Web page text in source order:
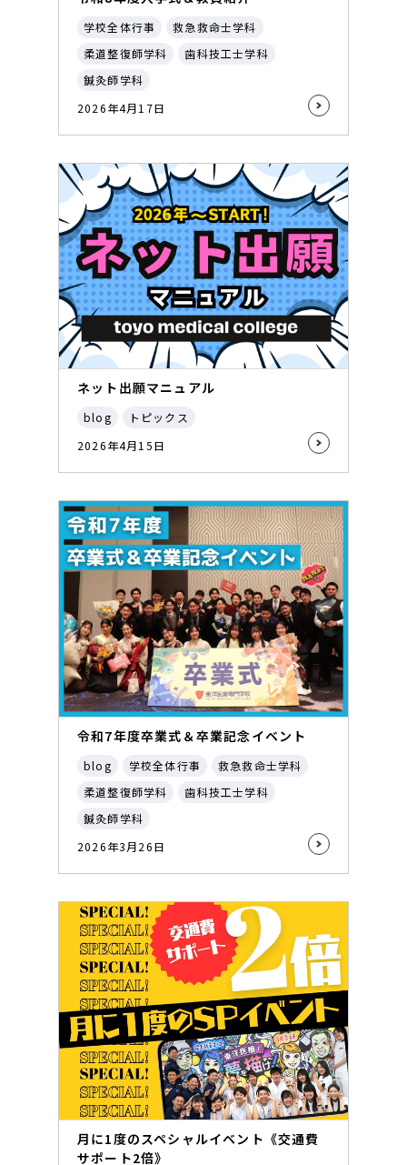
学校全体行事
救急救命士学科
柔道整復師学科
歯科技工士学科
鍼灸師学科
2026年4月17日
ネット出願マニュアル
blog
トピックス
2026年4月15日
令和7年度卒業式＆卒業記念イベント
blog 学校全体行事
救急救命士学科
柔道整復師学科
歯科技工士学科
鍼灸師学科
2026年3月26日
月に1度のスペシャルイベント《交通費
サポート2倍》